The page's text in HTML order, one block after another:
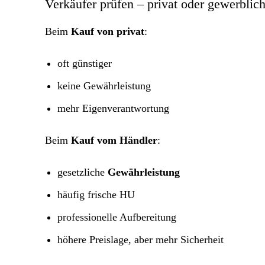
Verkäufer prüfen – privat oder
Beim Kauf von privat:
oft günstiger
keine Gewährleistung
mehr Eigenverantwortung
Beim Kauf vom Händler:
gesetzliche Gewährleistung
häufig frische HU
professionelle Aufbereitung
höhere Preislage, aber mehr Sicherheit